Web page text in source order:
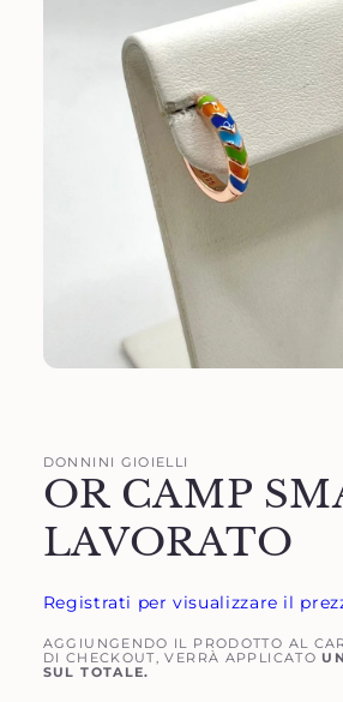
finestra
modale
DONNINI GIOIELLI
OR CAMP
LAVORATO
Registrati per visualizzare il
AGGIUNGENDO IL PRODOTTO AL
DI CHECKOUT, VERRÀ APPLICATO
SUL TOTALE.